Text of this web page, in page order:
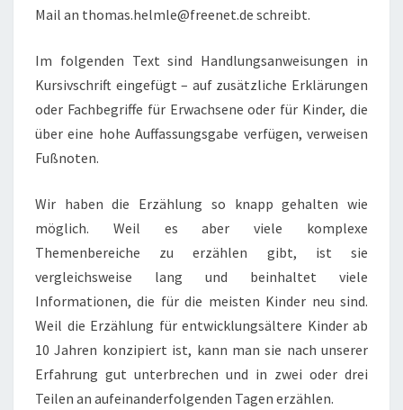
Mail an thomas.helmle@freenet.de schreibt.
Im folgenden Text sind Handlungsanweisungen in
Kursivschrift eingefügt – auf zusätzliche Erklärungen
oder Fachbegriffe für Erwachsene oder für Kinder, die
über eine hohe Auffassungsgabe verfügen, verweisen
Fußnoten.
Wir haben die Erzählung so knapp gehalten wie
möglich. Weil es aber viele komplexe
Themenbereiche zu erzählen gibt, ist sie
vergleichsweise lang und beinhaltet viele
Informationen, die für die meisten Kinder neu sind.
Weil die Erzählung für entwicklungsältere Kinder ab
10 Jahren konzipiert ist, kann man sie nach unserer
Erfahrung gut unterbrechen und in zwei oder drei
Teilen an aufeinanderfolgenden Tagen erzählen.